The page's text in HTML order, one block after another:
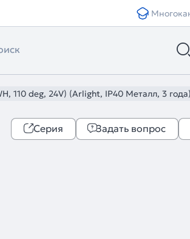
110 deg, 24V) (Arlight, IP40 Металл, 3 года)
Серия Задать вопрос